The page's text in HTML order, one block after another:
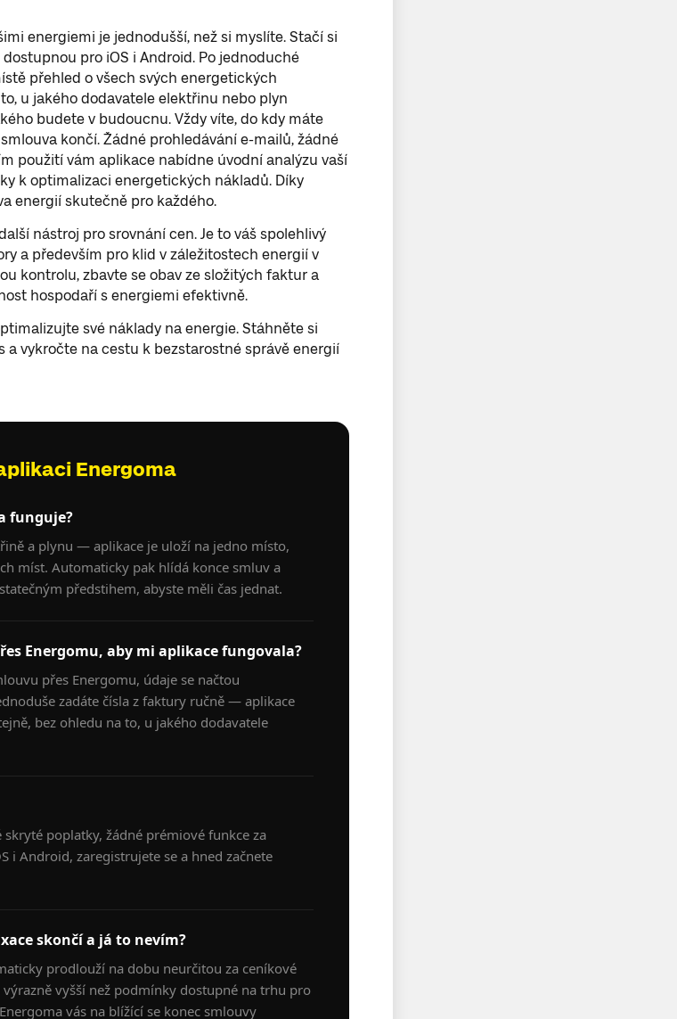
energiemi je jednodušší, než si myslíte. Stačí si
pro iOS i Android. Po jednoduché
přehled o všech svých energetických
u jakého dodavatele elektřinu nebo plyn
budete v budoucnu. Vždy víte, do kdy máte
končí. Žádné prohledávání e-mailů, žádné
použití vám aplikace nabídne úvodní analýzu vaší
k optimalizaci energetických nákladů. Díky
energií skutečně pro každého.
nástroj pro srovnání cen. Je to váš spolehlivý
a především pro klid v záležitostech energií v
kontrolu, zbavte se obav ze složitých faktur a
hospodaří s energiemi efektivně.
své náklady na energie. Stáhněte si
a vykročte na cestu k bezstarostné správě energií
Energoma
funguje?
a plynu — aplikace je uloží na jedno místo,
míst. Automaticky pak hlídá konce smluv a
předstihem, abyste měli čas jednat.
Energomu, aby mi aplikace fungovala?
přes Energomu, údaje se načtou
zadáte čísla z faktury ručně — aplikace
bez ohledu na to, u jakého dodavatele
skryté poplatky, žádné prémiové funkce za
i Android, zaregistrujete se a hned začnete
skončí a já to nevím?
prodlouží na dobu neurčitou za ceníkové
vyšší než podmínky dostupné na trhu pro
vás na blížící se konec smlouvy